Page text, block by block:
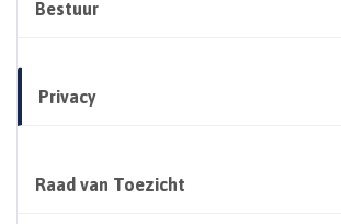
Bestuur
Privacy
Raad van Toezicht